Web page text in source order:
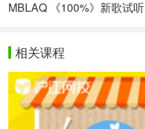
MBLAQ 《100%》新歌试听
相关课程